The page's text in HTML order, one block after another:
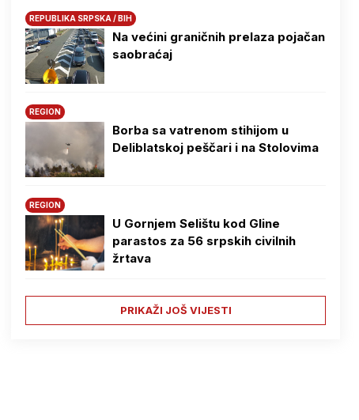
REPUBLIKA SRPSKA / BIH
Na većini graničnih prelaza pojačan
saobraćaj
REGION
Borba sa vatrenom stihijom u
Deliblatskoj peščari i na Stolovima
REGION
U Gornjem Selištu kod Gline
parastos za 56 srpskih civilnih
žrtava
PRIKAŽI JOŠ VIJESTI